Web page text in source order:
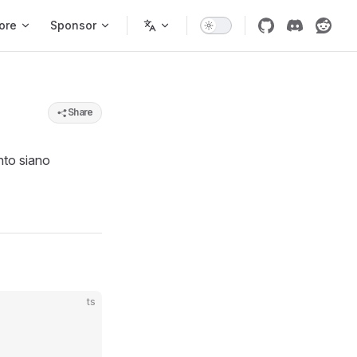
Sponsor
Share
siano
ts